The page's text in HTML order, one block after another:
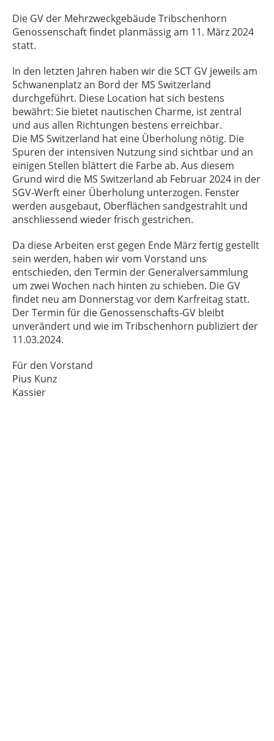
Die GV der Mehrzweckgebäude Tribschenhorn
Genossenschaft findet planmässig am 11. März 2024
statt.
In den letzten Jahren haben wir die SCT GV jeweils am
Schwanenplatz an Bord der MS Switzerland
durchgeführt. Diese Location hat sich bestens
bewährt: Sie bietet nautischen Charme, ist zentral
und aus allen Richtungen bestens erreichbar.
Die MS Switzerland hat eine Überholung nötig. Die
Spuren der intensiven Nutzung sind sichtbar und an
einigen Stellen blättert die Farbe ab. Aus diesem
Grund wird die MS Switzerland ab Februar 2024 in der
SGV-Werft einer Überholung unterzogen. Fenster
werden ausgebaut, Oberflächen sandgestrahlt und
anschliessend wieder frisch gestrichen.
Da diese Arbeiten erst gegen Ende März fertig gestellt
sein werden, haben wir vom Vorstand uns
entschieden, den Termin der Generalversammlung
um zwei Wochen nach hinten zu schieben. Die GV
findet neu am Donnerstag vor dem Karfreitag statt.
Der Termin für die Genossenschafts-GV bleibt
unverändert und wie im Tribschenhorn publiziert der
11.03.2024.
Für den Vorstand
Pius Kunz
Kassier